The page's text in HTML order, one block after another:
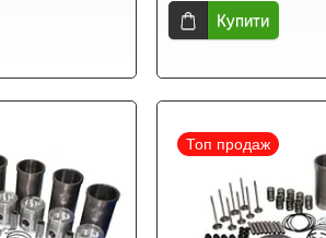
Купити
Топ продаж